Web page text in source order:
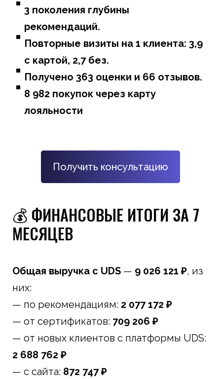
3 поколения глубины
рекомендаций.
Повторные визиты на 1 клиента: 3,9
с картой, 2,7 без.
Получено 363 оценки и 66 отзывов.
8 982 покупок через карту
лояльности
Получить консультацию
💰 ФИНАНСОВЫЕ ИТОГИ ЗА 7
МЕСЯЦЕВ
Общая выручка с UDS — 9 026 121 ₽, из
них:
— по рекомендациям: 2 077 172 ₽
— от сертификатов: 709 206 ₽
— от новых клиентов с платформы UDS:
2 688 762 ₽
— с сайта: 872 747 ₽